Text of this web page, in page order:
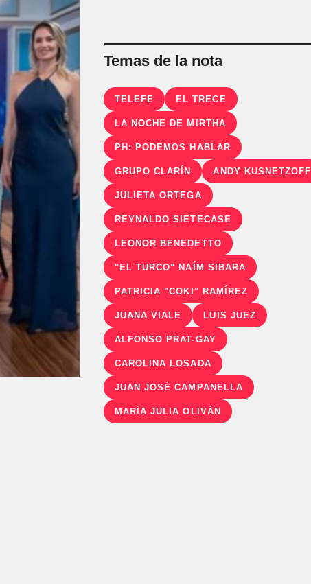
Temas de la nota
TELEFE EL TRECE
LA NOCHE DE MIRTHA
PH: PODEMOS HABLAR
GRUPO CLARÍN ANDY KUSNETZOFF
JULIETA ORTEGA
REYNALDO SIETECASE
LEONOR BENEDETTO
"EL TURCO" NAÍM SIBARA
PATRICIA "COKI" RAMÍREZ
JUANA VIALE LUIS JUEZ
ALFONSO PRAT-GAY
CAROLINA LOSADA
JUAN JOSÉ CAMPANELLA
MARÍA JULIA OLIVÁN